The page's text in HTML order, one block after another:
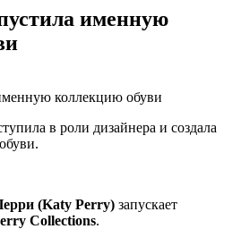
именную
коллекцию обуви
в роли дизайнера и создала
(Katy Perry) запускает
Collections.